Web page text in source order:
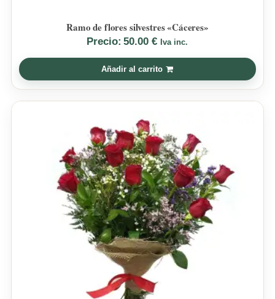
Ramo de flores silvestres «Cáceres»
Precio: 50.00€ Iva inc.
Añadir al carrito